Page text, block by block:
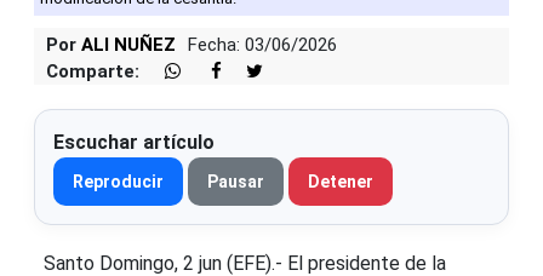
Por ALI NUÑEZ
Fecha: 03/06/2026
Comparte:
Escuchar artículo
Reproducir Pausar Detener
Santo Domingo, 2 jun (EFE).- El presidente de la